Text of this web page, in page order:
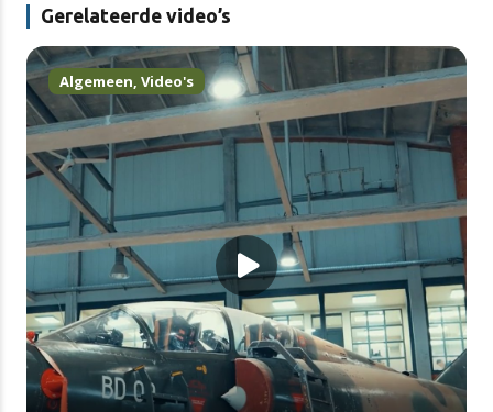
Gerelateerde video’s
Algemeen, Video's